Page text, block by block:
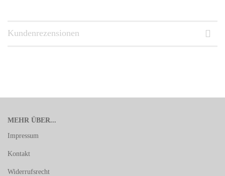
Kundenrezensionen
MEHR ÜBER...
Impressum
Kontakt
Widerrufsrecht